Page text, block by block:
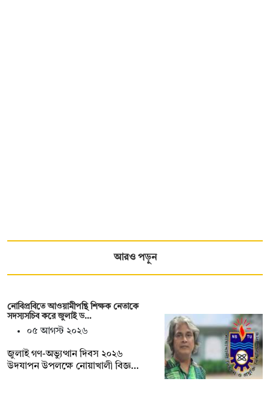
আরও পড়ুন
নোবিপ্রবিতে আওয়ামীপন্থি শিক্ষক নেতাকে
সদস্যসচিব করে জুলাই ড…
০৫ আগস্ট ২০২৬
জুলাই গণ-অভ্যুত্থান দিবস ২০২৬
উদযাপন উপলক্ষে নোয়াখালী বিজ্ঞ…